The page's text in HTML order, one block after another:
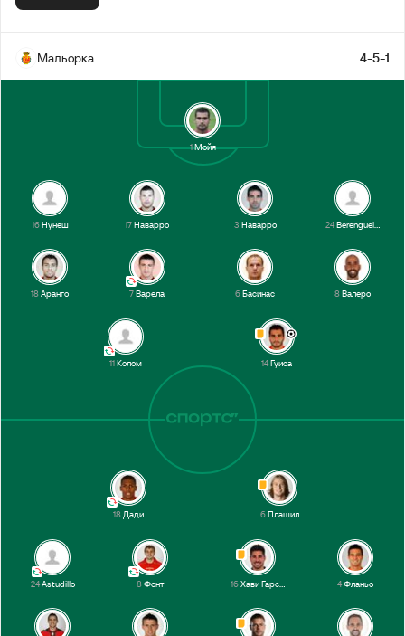
1-й тайм
Мальорка 4-5-1
1Мойя
11Колом
16Нунеш 17Наварро 3 Наварро 24Berenguel del Pino
18Аранго 7Варела 6Басинас 8Валеро
14Гуиса
4Фланьо
16Хави Гарсия
8Фонт
24Astudillo
6Плашил
18Дади